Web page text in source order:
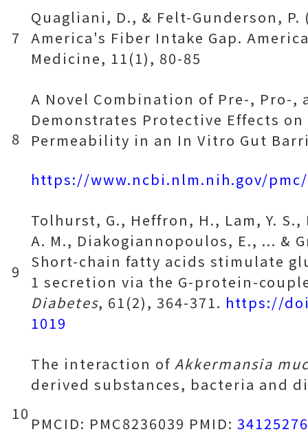
7
Quagliani, D., & Felt-Gunderson, P.
America's Fiber Intake Gap.
Medicine, 11(1), 80-85
8
A Novel Combination of Pre-, Pro-,
Demonstrates Protective Effects
Permeability in an In Vitro Gut
https://www.ncbi.nlm.nih.gov/pmc/
9
Tolhurst, G., Heffron, H., Lam, Y.
A. M., Diakogiannopoulos, E., ... &
Short-chain fatty acids stimulate
1 secretion via the G-protein-
Diabetes, 61(2), 364-371. https://
1019
10
The interaction of Akkermansia
derived substances, bacteria and
PMCID: PMC8236039 PMID: 34125276